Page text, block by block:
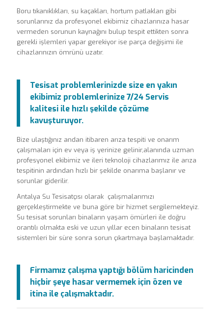
Boru tıkanıklıkları, su kaçakları, hortum patlakları gibi
sorunlarınız da profesyonel ekibimiz cihazlarınıza hasar
vermeden sorunun kaynağını bulup tespit ettikten sonra
gerekli işlemleri yapar gerekiyor ise parça değişimi ile
cihazlarınızın ömrünü uzatır.
Tesisat problemlerinizde size en yakın
ekibimiz problemlerinize 7/24 Servis
kalitesi ile hızlı şekilde çözüme
kavuşturuyor.
Bize ulaştığınız andan itibaren arıza tespiti ve onarım
çalışmaları için ev veya iş yerinize gelinir,alanında uzman
profesyonel ekibimiz ve ileri teknoloji cihazlarımız ile arıza
tespitinin ardından hızlı bir şekilde onarıma başlanır ve
sorunlar giderilir.
Antalya Su Tesisatçısı olarak çalışmalarımızı
gerçekleştirmekte ve buna göre bir hizmet sergilemekteyiz.
Su tesisat sorunları binaların yaşam ömürleri ile doğru
orantılı olmakta eski ve uzun yıllar ecen binaların tesisat
sistemleri bir süre sonra sorun çıkartmaya başlamaktadır.
Firmamız çalışma yaptığı bölüm haricinden
hiçbir şeye hasar vermemek için özen ve
itina ile çalışmaktadır.